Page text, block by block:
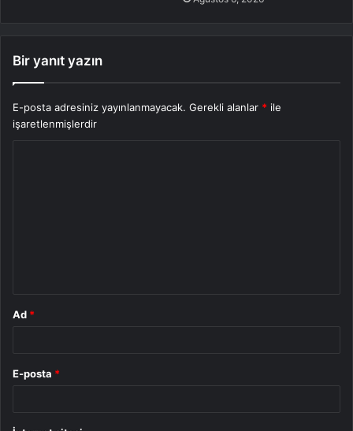
Bir yanıt yazın
E-posta adresiniz yayınlanmayacak. Gerekli alanlar * ile
işaretlenmişlerdir
Ad *
E-posta *